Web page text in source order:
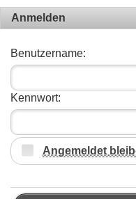
Anmelden
Benutzername:
Kennwort:
Angemeldet